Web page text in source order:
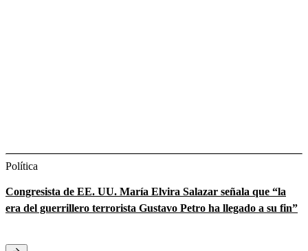
Política
Congresista de EE. UU. María Elvira Salazar señala que “la
era del guerrillero terrorista Gustavo Petro ha llegado a su fin”